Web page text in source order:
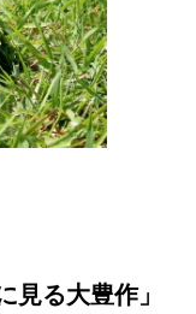
見る大豊作」